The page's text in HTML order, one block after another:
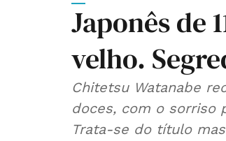
Japonês de
velho.
Chitetsu Watanabe
doces, com o sorriso
Trata-se do título